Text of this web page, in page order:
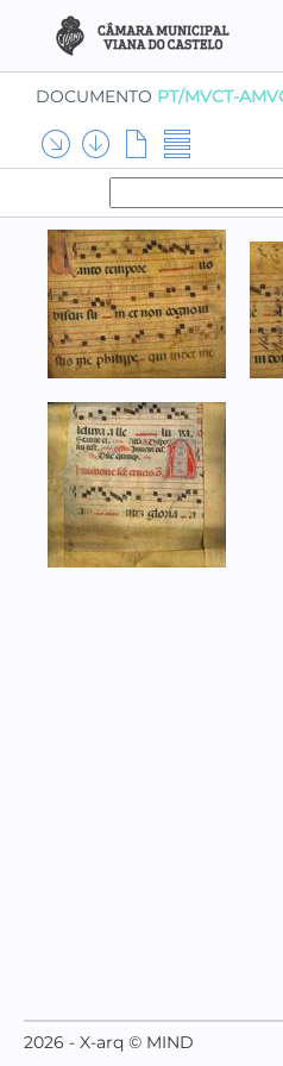
DOCUMENTO PT/MVCT-
2026 - X-arq © MIND